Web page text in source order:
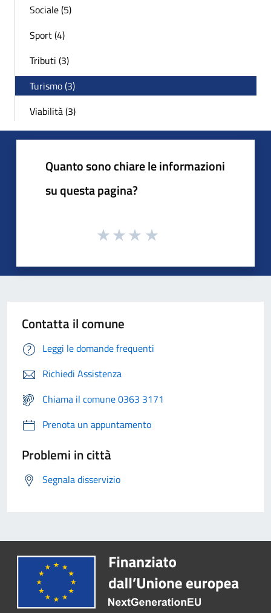
Sociale (5)
Sport (4)
Tributi (3)
Turismo (3)
Viabilità (3)
Quanto sono chiare le informazioni
su questa pagina?
Contatta il comune
Leggi le domande frequenti
Richiedi Assistenza
Chiama il comune 0363 3171
Prenota un appuntamento
Problemi in città
Segnala disservizio